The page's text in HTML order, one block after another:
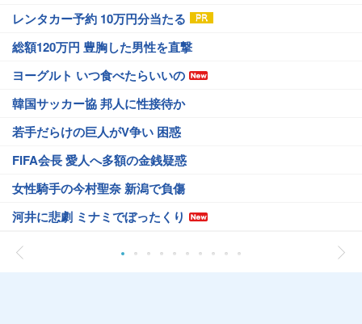
レンタカー予約 10万円分当たる
総額120万円 豊胸した男性を直撃
ヨーグルト いつ食べたらいいの
韓国サッカー協 邦人に性接待か
若手だらけの巨人がV争い 困惑
FIFA会長 愛人へ多額の金銭疑惑
女性騎手の今村聖奈 新潟で負傷
河井に悲劇 ミナミでぼったくり